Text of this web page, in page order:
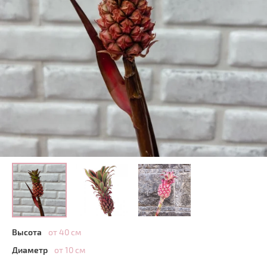
Высота
от 40 см
Диаметр
от 10 см